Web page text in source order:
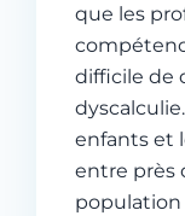
que les
difficile de
enfants et
entre près
population